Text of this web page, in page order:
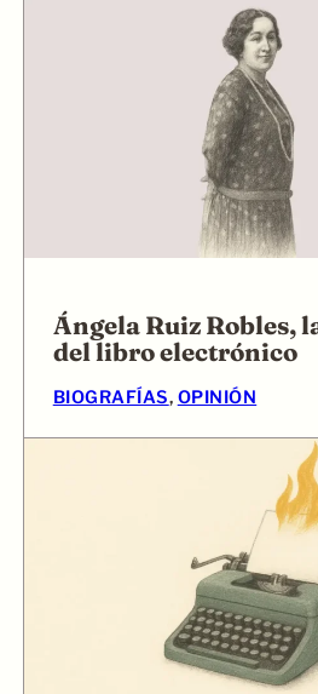
Ángela Ruiz Robles,
del libro electrónico
BIOGRAFÍAS, OPINIÓN